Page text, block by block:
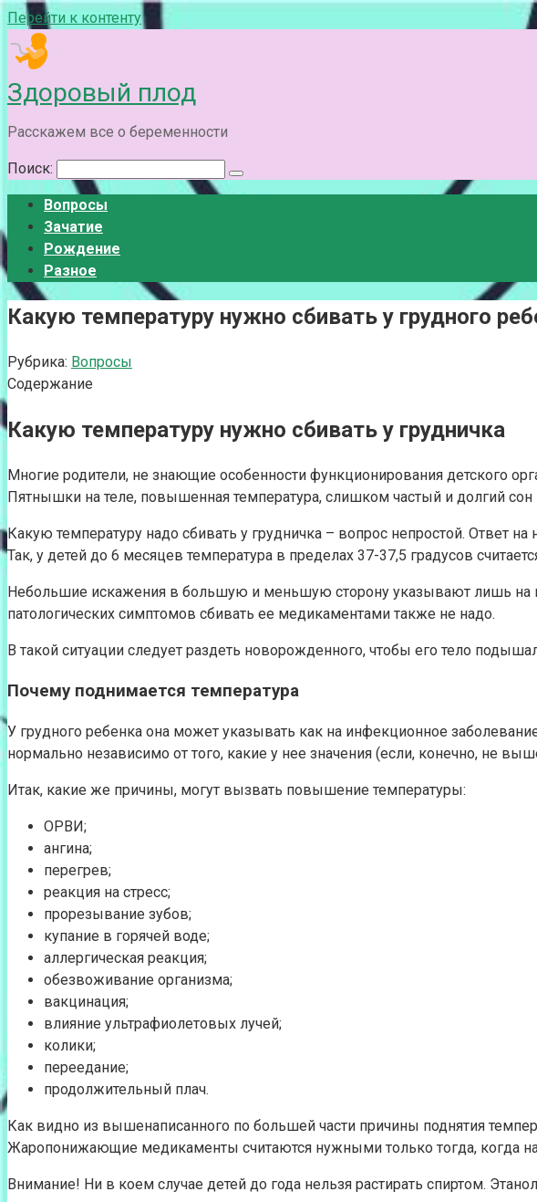
Перейти к контенту
Здоровый плод
Расскажем все о беременности
Поиск:
Вопросы
Зачатие
Рождение
Разное
Какую температуру нужно сбивать у грудного
Рубрика: Вопросы
Содержание
Какую температуру нужно сбивать у грудничка
Многие родители, не знающие особенности функционирования детского
Пятнышки на теле, повышенная температура, слишком частый и долгий сон
Какую температуру надо сбивать у грудничка – вопрос непростой. Ответ
Так, у детей до 6 месяцев температура в пределах 37-37,5 градусов
Небольшие искажения в большую и меньшую сторону указывают лишь на
патологических симптомов сбивать ее медикаментами также не надо.
В такой ситуации следует раздеть новорожденного, чтобы его тело
Почему поднимается температура
У грудного ребенка она может указывать как на инфекционное
нормально независимо от того, какие у нее значения (если, конечно, не
Итак, какие же причины, могут вызвать повышение температуры:
ОРВИ;
ангина;
перегрев;
реакция на стресс;
прорезывание зубов;
купание в горячей воде;
аллергическая реакция;
обезвоживание организма;
вакцинация;
влияние ультрафиолетовых лучей;
колики;
переедание;
продолжительный плач.
Как видно из вышенаписанного по большей части причины поднятия
Жаропонижающие медикаменты считаются нужными только тогда, когда
Внимание! Ни в коем случае детей до года нельзя растирать спиртом.